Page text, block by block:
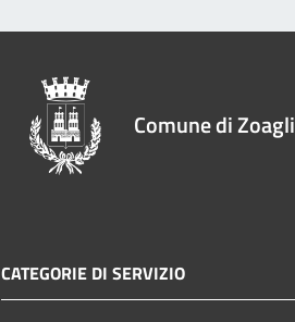
Comune di Zoagli
CATEGORIE DI SERVIZIO